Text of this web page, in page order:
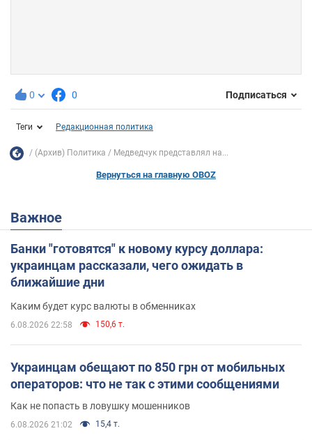
0 0 Подписаться
Теги Редакционная политика
(Архив) Политика Медведчук представлял на...
Вернуться на главную OBOZ
Важное
Банки "готовятся" к новому курсу доллара:
украинцам рассказали, чего ожидать в
ближайшие дни
Каким будет курс валюты в обменниках
6.08.2026 22:58 150,6 т.
Украинцам обещают по 850 грн от мобильных
операторов: что не так с этими сообщениями
Как не попасть в ловушку мошенников
6.08.2026 21:02 15,4 т.